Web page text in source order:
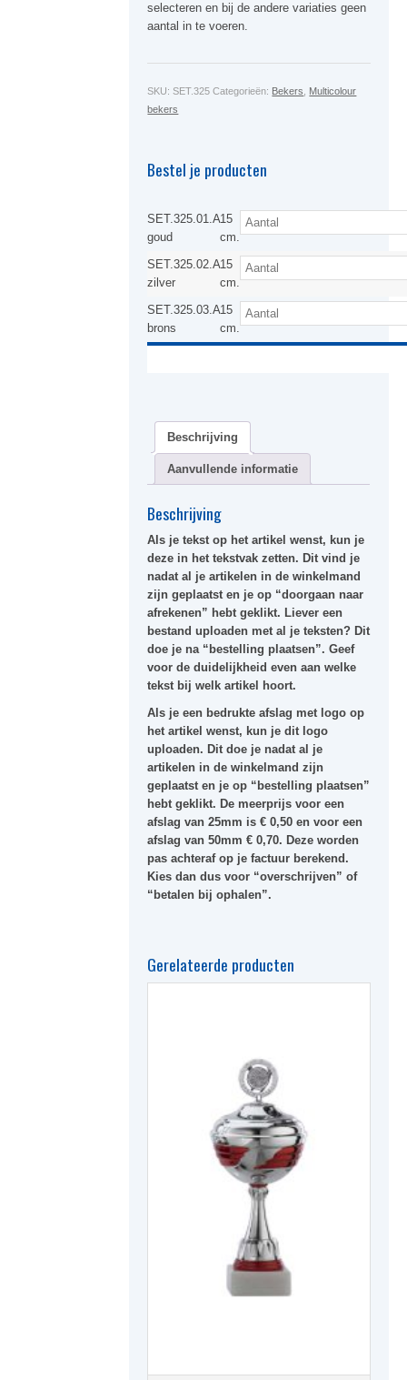
selecteren en bij de andere variaties geen
aantal in te voeren.
SKU:SET.325 Categorieën: Bekers
Multicolour
bekers
Bestel je producten
SET.325.01.A
goud
15
cm.
SET.325.02.A
zilver
15
cm.
SET.325.03.A
brons
15
cm.
Beschrijving
Aanvullende informatie
Beschrijving
Als je tekst op het artikel wenst, kun je
deze in hettekstvak zetten. Dit vind je
nadat al je artikelen in de winkelmand
zijn geplaatst en je op “doorgaan naar
afrekenen” hebt geklikt. Liever een
bestand uploaden met al je teksten? Dit
doe je na “bestelling plaatsen”. Geef
voor de duidelijkheid even aan welke
tekst bij welk artikel hoort.
Als je een bedrukte afslag met logo op
het artikel wenst, kun je dit logo
uploaden. Dit doe je nadat al je
artikelen in de winkelmand zijn
geplaatst en je op “bestelling plaatsen”
hebt geklikt. De meerprijs voor een
afslag van 25mm is € 0,50 en voor een
afslag van 50mm € 0,70. Deze worden
pas achteraf op je factuur berekend.
Kies dan dus voor “overschrijven” of
“betalen bij ophalen”.
Gerelateerde producten